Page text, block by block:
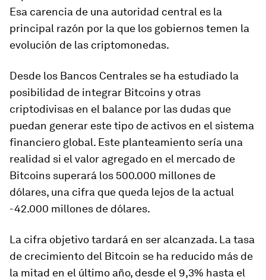
Esa carencia de una autoridad central es la
principal razón por la que los gobiernos temen la
evolución de las criptomonedas.
Desde los Bancos Centrales se ha estudiado la
posibilidad de integrar Bitcoins y otras
criptodivisas en el balance por las dudas que
puedan generar este tipo de activos en el sistema
financiero global. Este planteamiento sería una
realidad si el valor agregado en el mercado de
Bitcoins superará los 500.000 millones de
dólares, una cifra que queda lejos de la actual
-42.000 millones de dólares.
La cifra objetivo tardará en ser alcanzada. La tasa
de crecimiento del Bitcoin se ha reducido más de
la mitad en el último año, desde el 9,3% hasta el